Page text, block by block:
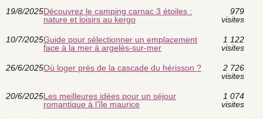
19/8/2025Découvrez le camping carnac 3 étoiles :
nature et loisirs au kergo
979
visites
10/7/2025Guide pour sélectionner un emplacement
face à la mer à argelès-sur-mer
1 122
visites
26/6/2025Où loger près de la cascade du hérisson ?
2 726
visites
20/6/2025Les meilleures idées pour un séjour
romantique à l’île maurice
1 074
visites